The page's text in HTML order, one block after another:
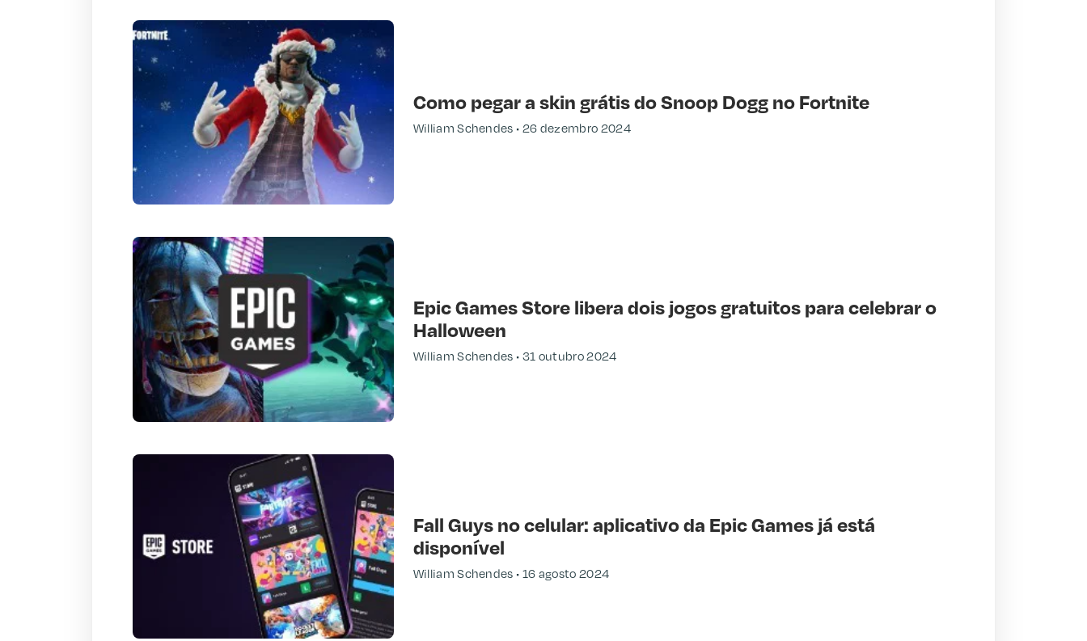
Como pegar a skin grátis do Snoop Dogg no Fortnite
William Schendes 26 dezembro 2024
Epic Games Store libera dois jogos gratuitos para celebrar o
Halloween
William Schendes 31 outubro 2024
Fall Guys no celular: aplicativo da Epic Games já está
disponível
William Schendes 16 agosto 2024